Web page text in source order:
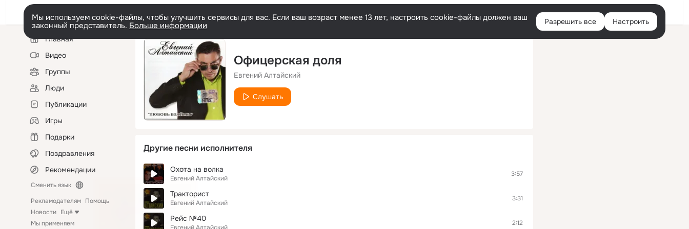
Войти
Мы используем cookie-файлы, чтобы улучшить сервисы для вас. Если ваш возраст менее 13 лет, настроить cookie-файлы должен ваш
законный представитель. Больше информации Разрешить все Настроить
Левая
колонкаГлавная
Видео
Группы
Люди
Публикации
Игры
Подарки
Поздравления
Рекомендации
Сменить язык
Рекламодателям Помощь
Новости Ещё
Мы применяем
Офицерская доля
Евгений Алтайский
Слушать
Другие песни исполнителя
Охота на волка
Евгений Алтайский
3:57
Тракторист
Евгений Алтайский
3:31
Рейс №40 2:12